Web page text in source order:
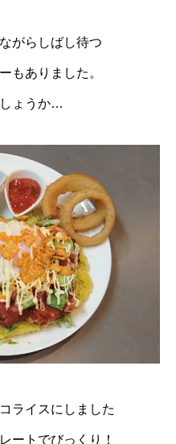
がらしばし待つ
もありました。
ょうか…
ライスにしました
ートでびっくり！